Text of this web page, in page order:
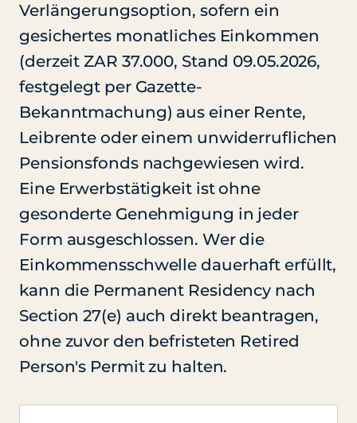
Verlängerungsoption, sofern ein
gesichertes monatliches Einkommen
(derzeit ZAR 37.000, Stand 09.05.2026,
festgelegt per Gazette-
Bekanntmachung) aus einer Rente,
Leibrente oder einem unwiderruflichen
Pensionsfonds nachgewiesen wird.
Eine Erwerbstätigkeit ist ohne
gesonderte Genehmigung in jeder
Form ausgeschlossen. Wer die
Einkommensschwelle dauerhaft erfüllt,
kann die Permanent Residency nach
Section 27(e) auch direkt beantragen,
ohne zuvor den befristeten Retired
Person's Permit zu halten.